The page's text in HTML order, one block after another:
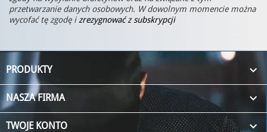
przetwarzanie danych osobowych. W dowolnym momencie można
wycofać tę zgodę i zrezygnować z subskrypcji
PRODUKTY 
NASZA FIRMA 
TWOJE KONTO 